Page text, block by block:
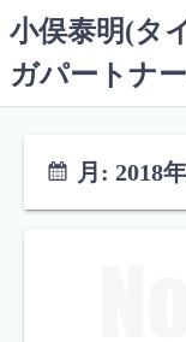
ン
テ
小俣泰明(タ
ガパートナ
月: 2018